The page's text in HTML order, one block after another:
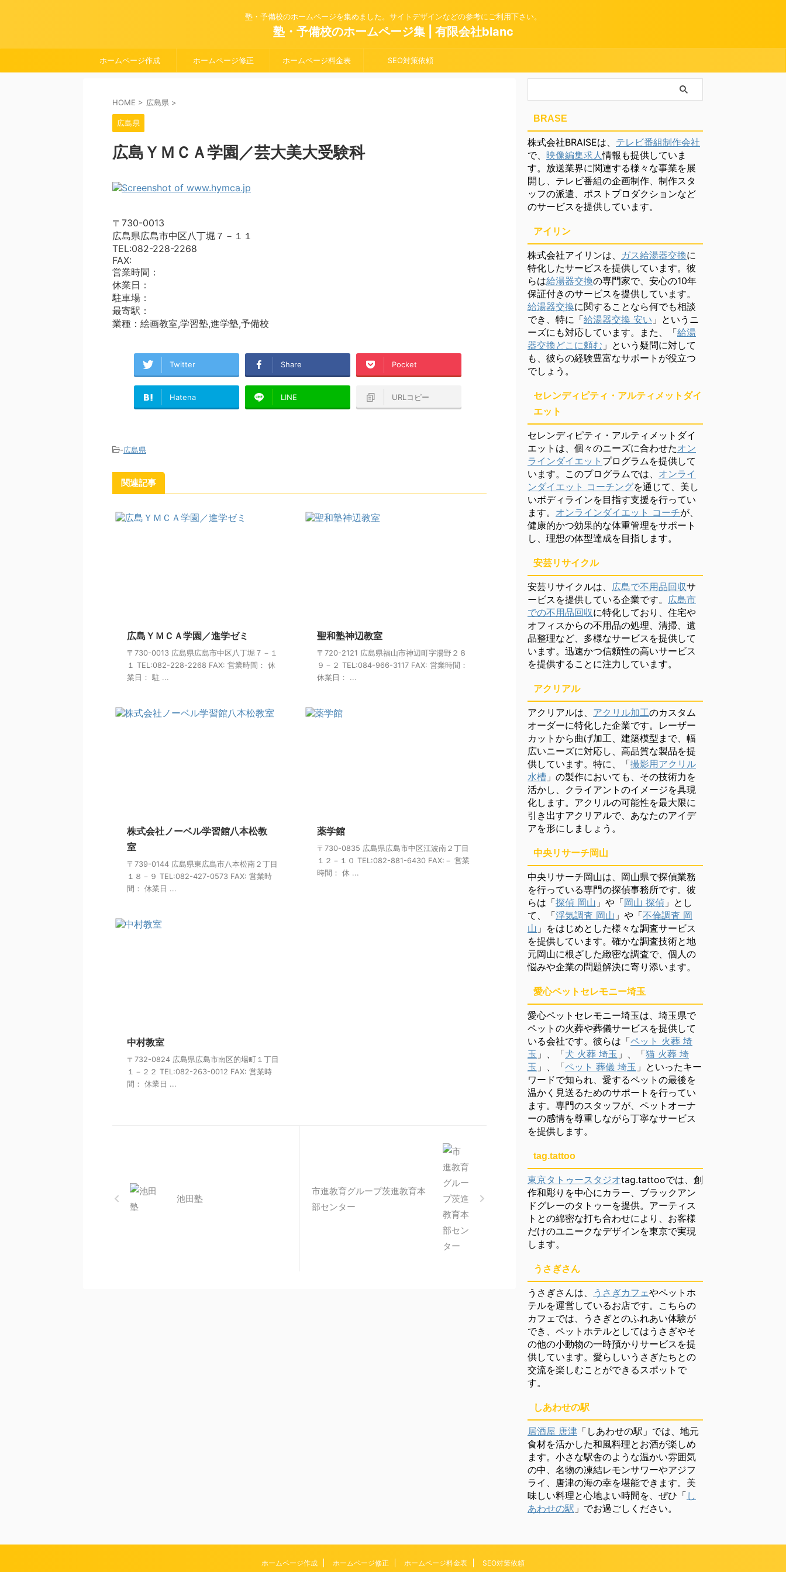
塾・予備校のホームページを集めました。サイトデザインなどの参考にご利用下さい。
塾・予備校のホームページ集 | 有限会社blanc
ホームページ作成 ホームページ修正 ホームページ料金表 SEO対策依頼
HOME > 広島県 >
広島県
広島ＹＭＣＡ学園／芸大美大受験科
〒730-0013
広島県広島市中区八丁堀７－１１
TEL:082-228-2268
FAX:
営業時間：
休業日：
駐車場：
最寄駅：
業種：絵画教室,学習塾,進学塾,予備校
Twitter Share Pocket
Hatena LINE URLコピー
-広島県
関連記事
広島ＹＭＣＡ学園／進学ゼミ
〒730-0013 広島県広島市中区八丁堀７－１
１ TEL:082-228-2268 FAX: 営業時間： 休
業日： 駐 ...
聖和塾神辺教室
〒720-2121 広島県福山市神辺町字湯野２８
９－２ TEL:084-966-3117 FAX: 営業時間：
休業日： ...
株式会社ノーベル学習館八本松教
室
〒739-0144 広島県東広島市八本松南２丁目
１８－９ TEL:082-427-0573 FAX: 営業時
間： 休業日 ...
薬学館
〒730-0835 広島県広島市中区江波南２丁目
１２－１０ TEL:082-881-6430 FAX:－ 営業
時間： 休 ...
中村教室
〒732-0824 広島県広島市南区的場町１丁目
１－２２ TEL:082-263-0012 FAX: 営業時
間： 休業日 ...
池田塾
市進教育グループ茨進教育本
部センター
BRASE
株式会社BRAISEは、 テレビ番組制作会社
で、 映像編集求人情報も提供していま
す。放送業界に関連する様々な事業を展
開し、テレビ番組の企画制作、制作スタ
ッフの派遣、ポストプロダクションなど
のサービスを提供しています。
アイリン
株式会社アイリンは、 ガス給湯器交換に
特化したサービスを提供しています。彼
らは給湯器交換の専門家で、安心の10年
保証付きのサービスを提供しています。
給湯器交換に関することなら何でも相談
でき、特に「給湯器交換 安い 」というニ
ーズにも対応しています。また、「給湯
器交換どこに頼む 」という疑問に対して
も、彼らの経験豊富なサポートが役立つ
でしょう。
セレンディピティ・アルティメットダイ
エット
セレンディピティ・アルティメットダイ
エットは、個々のニーズに合わせたオン
ラインダイエット プログラムを提供して
います。このプログラムでは、 オンライ
ンダイエット コーチングを通じて、美し
いボディラインを目指す支援を行ってい
ます。 オンラインダイエット コーチが、
健康的かつ効果的な体重管理をサポート
し、理想の体型達成を目指します。
安芸リサイクル
安芸リサイクルは、 広島で不用品回収サ
ービスを提供している企業です。 広島市
での不用品回収に特化しており、住宅や
オフィスからの不用品の処理、清掃、遺
品整理など、多様なサービスを提供して
います。迅速かつ信頼性の高いサービス
を提供することに注力しています。
アクリアル
アクリアルは、 アクリル加工のカスタム
オーダーに特化した企業です。レーザー
カットから曲げ加工、建築模型まで、幅
広いニーズに対応し、高品質な製品を提
供しています。特に、「撮影用アクリル
水槽 」の製作においても、その技術力を
活かし、クライアントのイメージを具現
化します。アクリルの可能性を最大限に
引き出すアクリアルで、あなたのアイデ
アを形にしましょう。
中央リサーチ岡山
中央リサーチ岡山は、岡山県で探偵業務
を行っている専門の探偵事務所です。彼
らは「探偵 岡山 」や「岡山 探偵 」とし
て、「浮気調査 岡山 」や「不倫調査 岡
山 」をはじめとした様々な調査サービス
を提供しています。確かな調査技術と地
元岡山に根ざした緻密な調査で、個人の
悩みや企業の問題解決に寄り添います。
愛心ペットセレモニー埼玉
愛心ペットセレモニー埼玉は、埼玉県で
ペットの火葬や葬儀サービスを提供して
いる会社です。彼らは「ペット 火葬 埼
玉 」、「犬 火葬 埼玉 」、「猫 火葬 埼
玉 」、「ペット 葬儀 埼玉 」といったキー
ワードで知られ、愛するペットの最後を
温かく見送るためのサポートを行ってい
ます。専門のスタッフが、ペットオーナ
ーの感情を尊重しながら丁寧なサービス
を提供します。
tag.tattoo
東京タトゥースタジオtag.tattooでは、創
作和彫りを中心にカラー、ブラックアン
ドグレーのタトゥーを提供。アーティス
トとの綿密な打ち合わせにより、お客様
だけのユニークなデザインを東京で実現
します。
うさぎさん
うさぎさんは、 うさぎカフェやペットホ
テルを運営しているお店です。こちらの
カフェでは、うさぎとのふれあい体験が
でき、ペットホテルとしてはうさぎやそ
の他の小動物の一時預かりサービスを提
供しています。愛らしいうさぎたちとの
交流を楽しむことができるスポットで
す。
しあわせの駅
居酒屋 唐津 「しあわせの駅」では、地元
食材を活かした和風料理とお酒が楽しめ
ます。小さな駅舎のような温かい雰囲気
の中、名物の凍結レモンサワーやアジフ
ライ、唐津の海の幸を堪能できます。美
味しい料理と心地よい時間を、ぜひ「 し
あわせの駅 」でお過ごしください。
ホームページ作成 ホームページ修正 ホームページ料金表 SEO対策依頼